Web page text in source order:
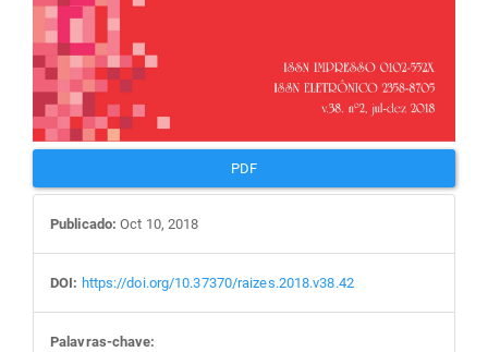
PDF
Publicado: Oct 10, 2018
DOI: https://doi.org/10.37370/raizes.2018.v38.42
Palavras-chave: